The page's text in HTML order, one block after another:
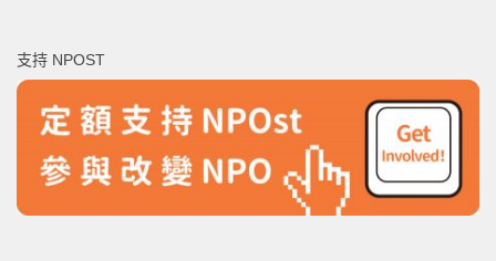
字:
支持 NPOST